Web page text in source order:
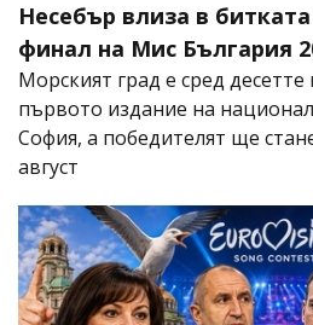
Несебър влиза в
финал на Мис България
Морският град е сред десетте
първото издание на
София, а победителят ще
август